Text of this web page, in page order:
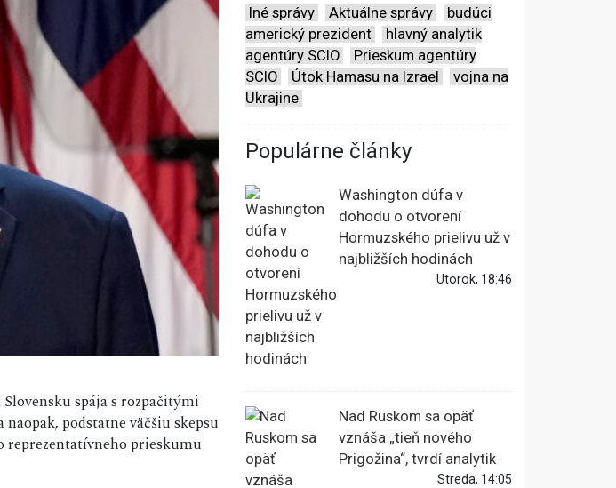
Slovensku spája s rozpačitými
podstatne väčšiu skepsu
reprezentatívneho prieskumu
Iné správy Aktuálne správy
budúci
americký prezident
hlavný analytik
agentúry SCIO
Prieskum agentúry
SCIO
Útok Hamasu na Izrael
vojna na
Ukrajine
Populárne články
Washington dúfa v
dohodu o otvorení
Hormuzského prielivu už v
najbližších hodinách
Utorok, 18:46
Nad Ruskom sa opäť
vznáša „tieň nového
Prigožina“, tvrdí analytik
Streda, 14:05